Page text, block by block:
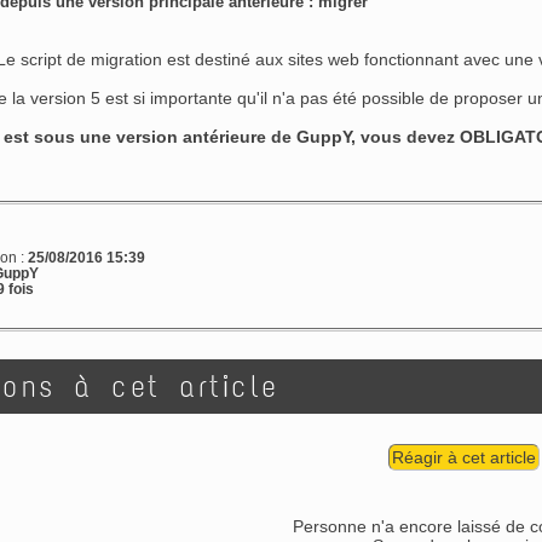
script de migration est destiné aux sites web fonctionnant avec une
la version 5 est si importante qu'il n'a pas été possible de proposer
sous une version antérieure de GuppY, vous devez
: 25/08/2016 15:39
fois
à cet article
Réagir à cet article
Personne n'a encore laissé de